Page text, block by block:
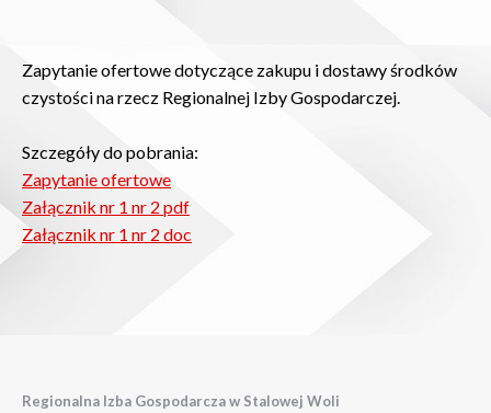
Zapytanie ofertowe dotyczące zakupu i dostawy środków
czystości na rzecz Regionalnej Izby Gospodarczej.
Szczegóły do pobrania:
Zapytanie ofertowe
Załącznik nr 1 nr 2 pdf
Załącznik nr 1 nr 2 doc
Regionalna Izba Gospodarcza w Stalowej Woli